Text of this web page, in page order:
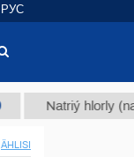
Natriý hlorly (nahar
ÄHLISI
РУС